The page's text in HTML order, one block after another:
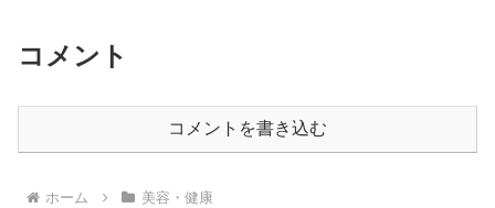
コメント
コメントを書き込む
ホーム 美容・健康